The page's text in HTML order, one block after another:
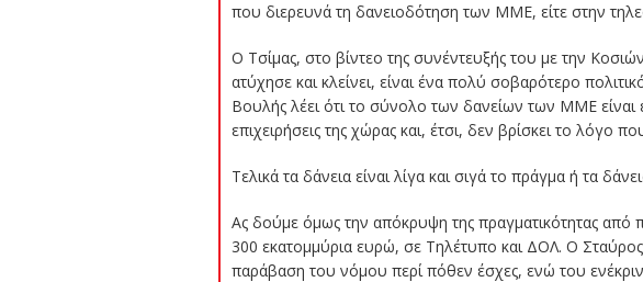
που διερευνά τη δανειοδότηση των ΜΜΕ, είτε στην
Ο Τσίμας, στο βίντεο της συνέντευξής του με την
ατύχησε και κλείνει, είναι ένα πολύ σοβαρότερο
Βουλής λέει ότι το σύνολο των δανείων των ΜΜΕ
επιχειρήσεις της χώρας και, έτσι, δεν βρίσκει το λόγο
Τελικά τα δάνεια είναι λίγα και σιγά το πράγμα ή τα
Ας δούμε όμως την απόκρυψη της πραγματικότητας από
300 εκατομμύρια ευρώ, σε Τηλέτυπο και ΔΟΛ. Ο
παράβαση του νόμου περί πόθεν έσχες, ενώ του